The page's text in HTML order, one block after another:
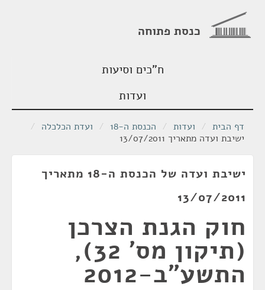
כנסת פתוחה
ח"כים וסיעות
ועדות
דף הבית / ועדות / הכנסת ה-18 / ועדת הכלכלה /
ישיבת ועדה מתאריך 13/07/2011
ישיבת ועדה של הכנסת ה-18 מתאריך
13/07/2011
חוק הגנת הצרכן
(תיקון מס' 32),
התשע"ב-2012